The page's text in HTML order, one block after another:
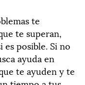
te
te superan,
posible. Si no
ayuda en
te ayuden y te